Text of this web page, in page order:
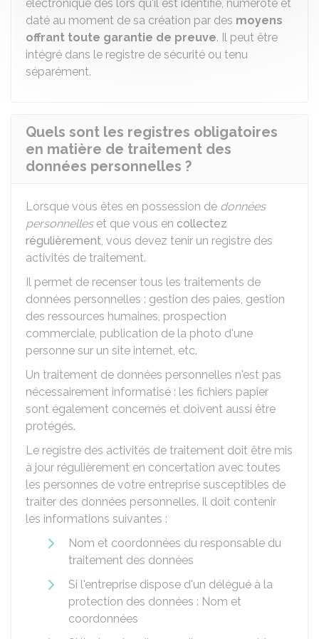
électronique dès lors qu'il est identifié, numéroté et
daté au moment de sa création par des moyens
offrant toute garantie de preuve. Il peut être
intégré dans le registre de sécurité ou tenu
séparément.
Quels sont les registres obligatoires
en matière de traitement des
données personnelles ?
Lorsque vous êtes en possession de données
personnelleset que vous en collectez
régulièrement, vous devez tenir un registre des
activités de traitement.
Il permet de recenser tous les traitements de
données personnelles : gestion des paies, gestion
des ressources humaines, prospection
commerciale, publication de la photo d'une
personne sur un site internet, etc.
Un traitement de données personnelles n'est pas
nécessairement informatisé : les fichiers papier
sont également concernés et doivent aussi être
protégés.
Le registre des activités de traitement doit être mis
à jour régulièrement en concertation avec toutes
les personnes de votre entreprise susceptibles de
traiter des données personnelles. Il doit contenir
les informations suivantes :
Nom et coordonnées du responsable du
traitement des données
Si l'entreprise dispose d'un délégué à la
protection des données : Nom et
coordonnées